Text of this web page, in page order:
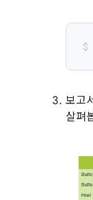
보고
살펴